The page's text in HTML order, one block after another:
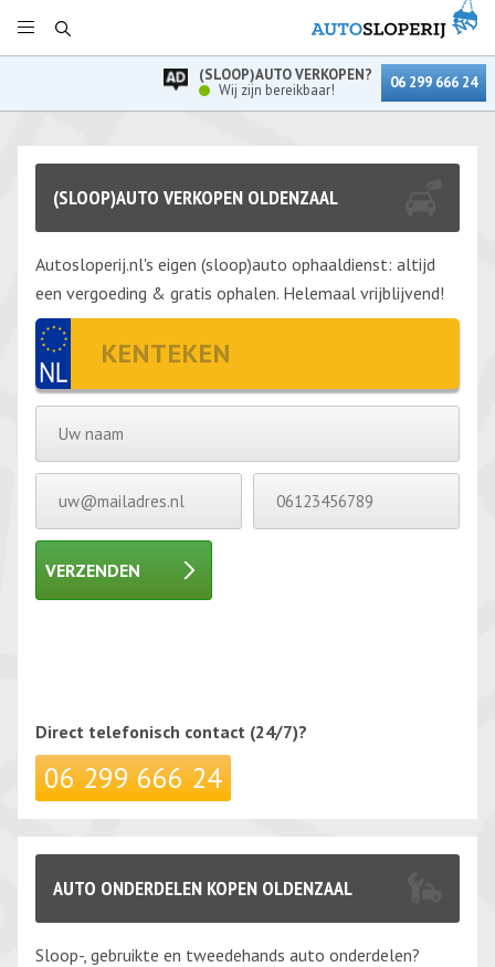
(SLOOP)AUTO VERKOPEN?
Wij zijn bereikbaar!
06 299 666 24
(SLOOP)AUTO VERKOPEN OLDENZAAL
Autosloperij.nl's eigen (sloop)auto ophaaldienst: altijd
een vergoeding & gratis ophalen. Helemaal vrijblijvend!
VERZENDEN
Direct telefonisch contact (24/7)?
06 299 666 24
AUTO ONDERDELEN KOPEN OLDENZAAL
Sloop-, gebruikte en tweedehands auto onderdelen?